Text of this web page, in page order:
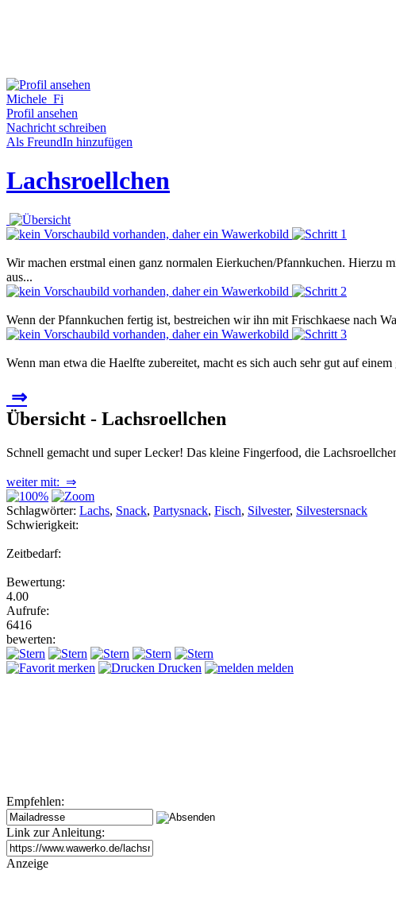
Michele_Fi
Profil ansehen
Nachricht schreiben
Als FreundIn hinzufügen
Lachsroellchen
Wir machen erstmal einen ganz normalen Eierkuchen/Pfannkuchen.
aus...
Wenn der Pfannkuchen fertig ist, bestreichen wir ihn mit Frischkaese nach
Wenn man etwa die Haelfte zubereitet, macht es sich auch sehr gut auf einem
⇒
Übersicht - Lachsroellchen
Schnell gemacht und super Lecker! Das kleine Fingerfood, die
weiter mit: ⇒
Schlagwörter: Lachs, Snack, Partysnack, Fisch, Silvester, Silvestersnack
Schwierigkeit:
Zeitbedarf:
Bewertung:
4.00
Aufrufe:
6416
bewerten:
merken Drucken melden
Empfehlen:
Link zur Anleitung:
Anzeige